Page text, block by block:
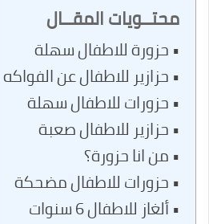
محتــويات المقــال
حزورة للاطفال سهلة
حزازير للاطفال عن الفواكه
حزورات للاطفال سهلة
حزازير للاطفال صعبة
من انا حزورة؟
حزورات للاطفال مضحكة
ألغاز للاطفال 6 سنوات